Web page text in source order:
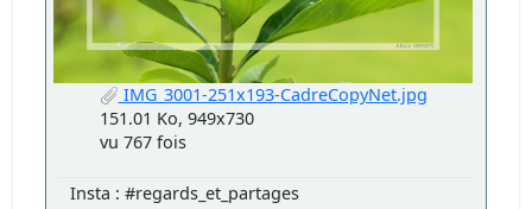
IMG_3001-251x193-CadreCopyNet.jpg
151.01 Ko, 949x730
vu 767 fois
Insta : #regards_et_partages